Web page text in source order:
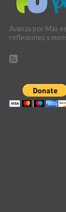
Avanza por Más
reflexiones y